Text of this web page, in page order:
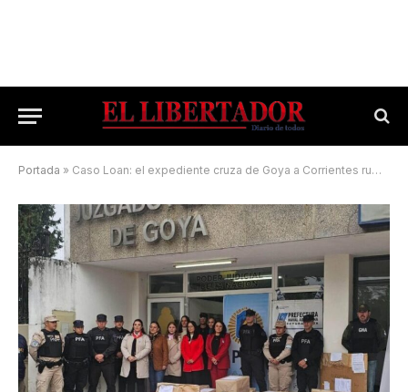
Portada » Caso Loan: el expediente cruza de Goya a Corrientes rumbo al juicio oral